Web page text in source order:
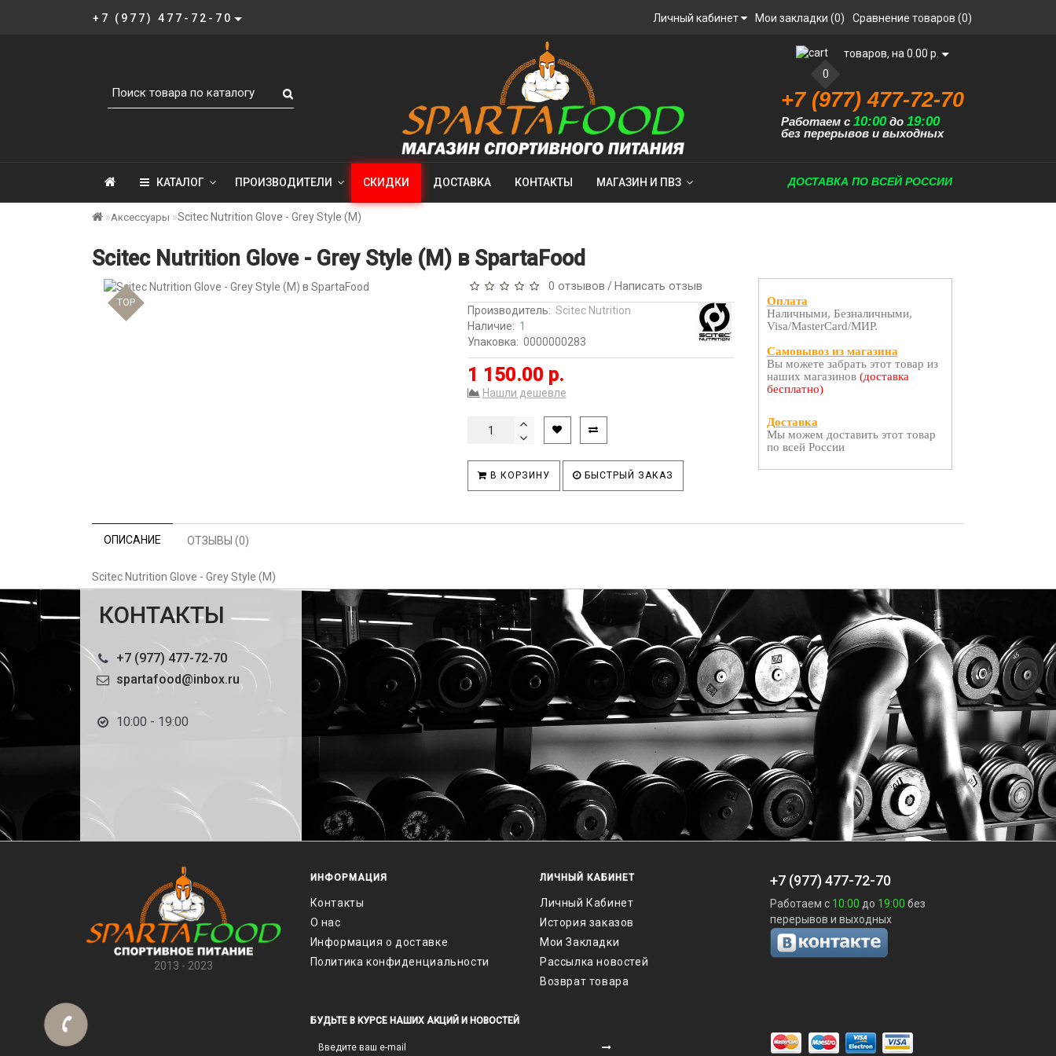
+7 (977) 477-72-70 Личный кабинет Мои закладки (0) Сравнение товаров (0)
0
товаров, на 0.00 р.
+7 (977) 477-72-70
Работаем с10:00до19:00
без перерывов и выходных
КАТАЛОГ ПРОИЗВОДИТЕЛИ СКИДКИ ДОСТАВКА КОНТАКТЫ МАГАЗИН И ПВЗ ДОСТАВКА ПО ВСЕЙ РОССИИ
Аксессуары Scitec Nutrition Glove - Grey Style (M)
Scitec Nutrition Glove - Grey Style (M) в SpartaFood
TOP
0 отзывов / Написать отзыв
Производитель: Scitec Nutrition
Наличие: 1
Упаковка: 0000000283
1 150.00 р.
Нашли дешевле
В КОРЗИНУ БЫСТРЫЙ ЗАКАЗ
Оплата
Наличными, Безналичными,
Visa/MasterCard/МИР.
Самовывоз из магазина
Вы можете забрать этот товар из
наших магазинов (доставка
бесплатно)
Доставка
Мы можем доставить этот товар
по всей России
ОПИСАНИЕ ОТЗЫВЫ (0)
Scitec Nutrition Glove - Grey Style (M)
КОНТАКТЫ
+7 (977) 477-72-70
spartafood@inbox.ru
10:00 - 19:00
2013 - 2023
ИНФОРМАЦИЯ
Контакты
О нас
Информация о доставке
Политика конфиденциальности
ЛИЧНЫЙ КАБИНЕТ
Личный Кабинет
История заказов
Мои Закладки
Рассылка новостей
Возврат товара
+7 (977) 477-72-70
Работаем с 10:00 до 19:00 без
перерывов и выходных
БУДЬТЕ В КУРСЕ НАШИХ АКЦИЙ И НОВОСТЕЙ